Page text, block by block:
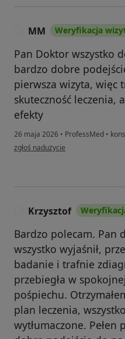
MM Weryfikacja
Pan Doktor wszystko
bardzo dobre
pierwsza wizyta, więc
skuteczność leczenia,
efekty
26 maja 2026 • ProfessMed •
w opinii użytkownika MM
zgłoś nadużycie
Krzysztof
Bardzo polecam. Pan
wszystko wyjaśnił,
badanie i trafnie
przebiegła w
pośpiechu.
plan leczenia,
wytłumaczone.